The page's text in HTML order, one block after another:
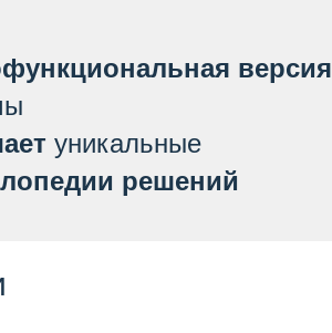
версия
уникальные
решений